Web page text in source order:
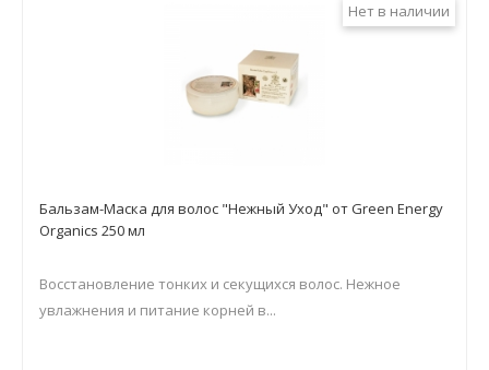
Нет в наличии
Бальзам-Маска для волос "Нежный Уход" от Green Energy
Organics 250 мл
Восстановление тонких и секущихся волос. Нежное
увлажнения и питание корней в...